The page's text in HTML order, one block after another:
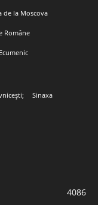
de la Moscova
Române
Sinaxa
4086